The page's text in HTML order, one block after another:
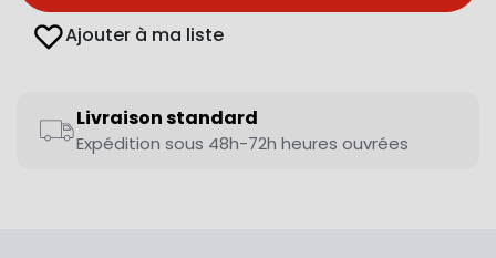
Ajouter à ma liste
Livraison standard
Expédition sous 48h-72h heures ouvrées